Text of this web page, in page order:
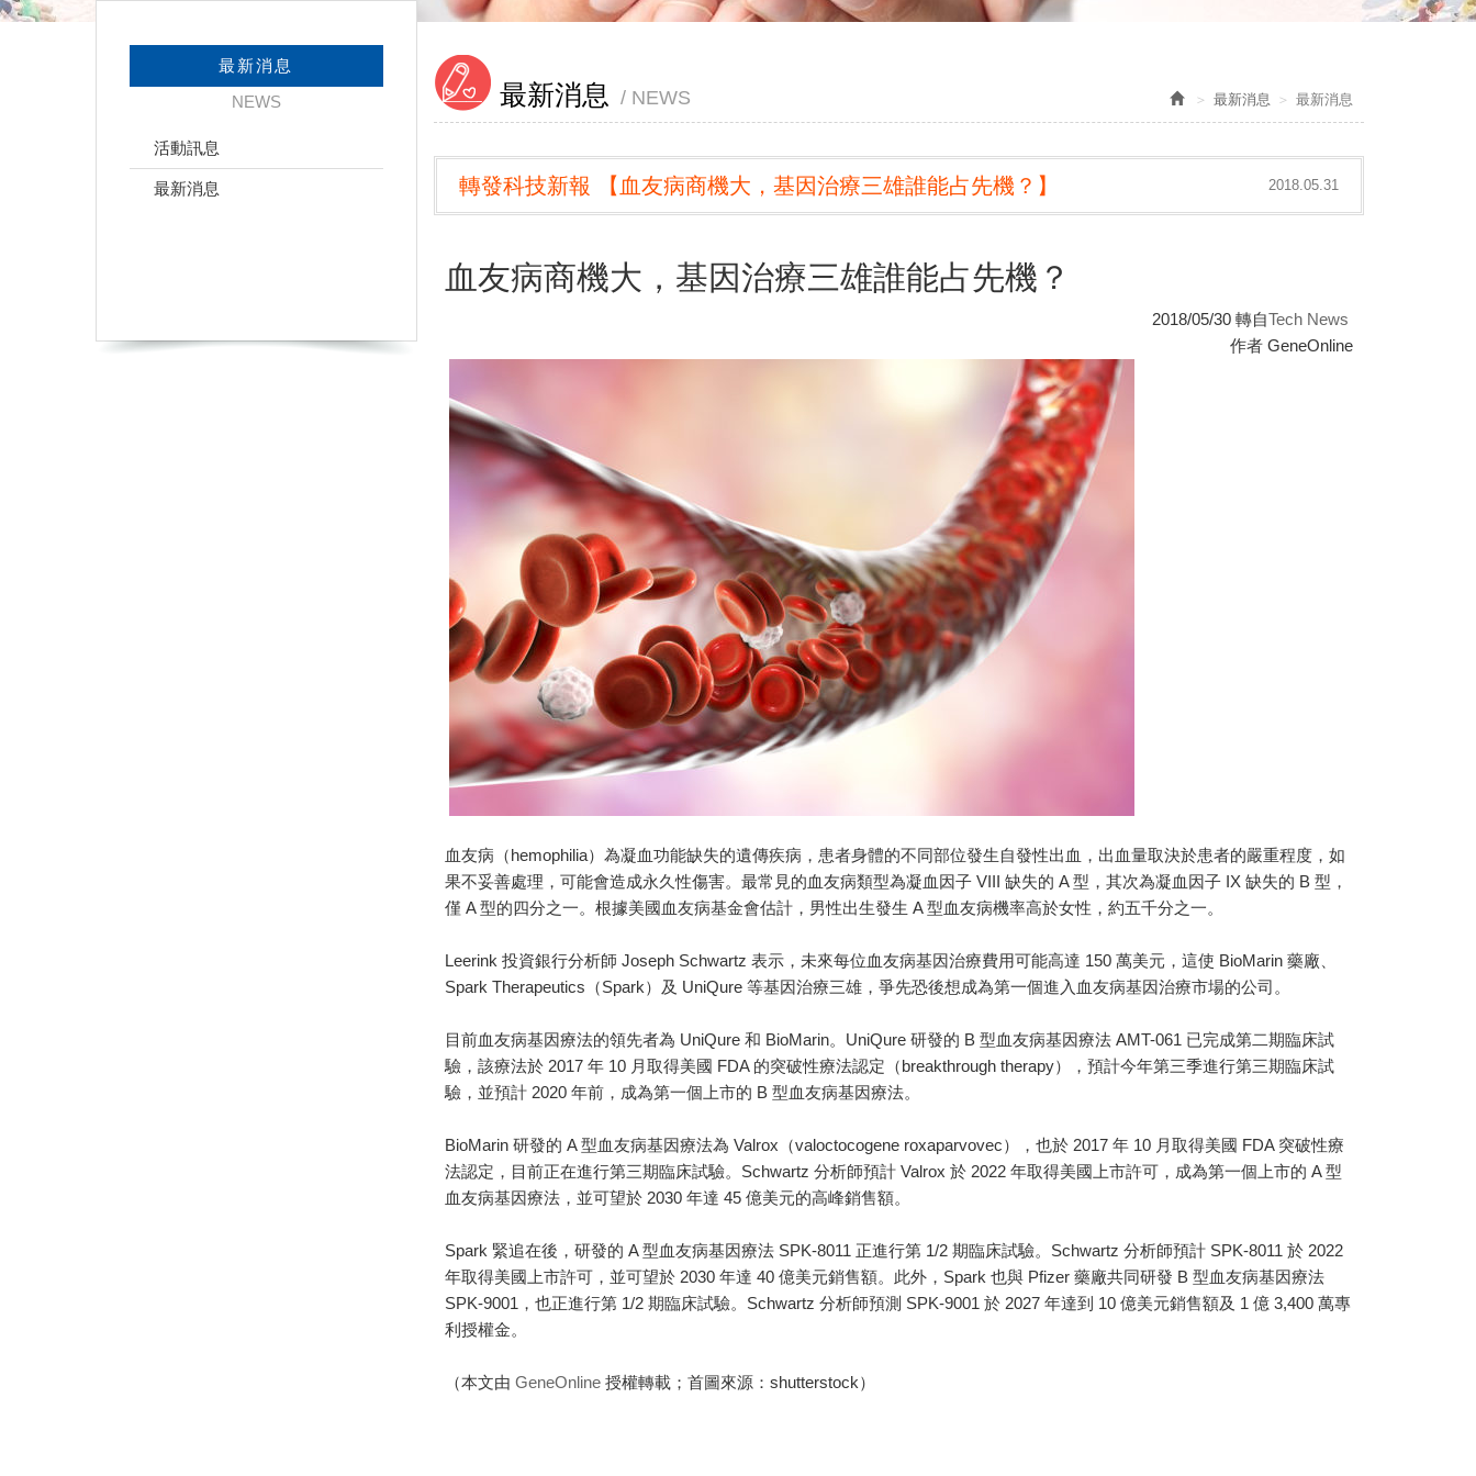
最新消息
NEWS
活動訊息
最新消息
最新消息 最新消息
最新消息 NEWS
2018.05.31
轉發科技新報 【血友病商機大，基因治療三雄誰能占先機？】
血友病商機大，基因治療三雄誰能占先機？
2018/05/30 轉自Tech News
作者 GeneOnline
血友病（hemophilia）為凝血功能缺失的遺傳疾病，患者身體的不同部位發生自發性出血，出血量取決於患者的嚴重程度，如
果不妥善處理，可能會造成永久性傷害。最常見的血友病類型為凝血因子 VIII 缺失的 A 型，其次為凝血因子 IX 缺失的 B 型，
僅 A 型的四分之一。根據美國血友病基金會估計，男性出生發生 A 型血友病機率高於女性，約五千分之一。
Leerink 投資銀行分析師 Joseph Schwartz 表示，未來每位血友病基因治療費用可能高達 150 萬美元，這使 BioMarin 藥廠、
Spark Therapeutics（Spark）及 UniQure 等基因治療三雄，爭先恐後想成為第一個進入血友病基因治療市場的公司。
目前血友病基因療法的領先者為 UniQure 和 BioMarin。UniQure 研發的 B 型血友病基因療法 AMT-061 已完成第二期臨床試
驗，該療法於 2017 年 10 月取得美國 FDA 的突破性療法認定（breakthrough therapy），預計今年第三季進行第三期臨床試
驗，並預計 2020 年前，成為第一個上市的 B 型血友病基因療法。
BioMarin 研發的 A 型血友病基因療法為 Valrox（valoctocogene roxaparvovec），也於 2017 年 10 月取得美國 FDA 突破性療
法認定，目前正在進行第三期臨床試驗。Schwartz 分析師預計 Valrox 於 2022 年取得美國上市許可，成為第一個上市的 A 型
血友病基因療法，並可望於 2030 年達 45 億美元的高峰銷售額。
Spark 緊追在後，研發的 A 型血友病基因療法 SPK-8011 正進行第 1/2 期臨床試驗。Schwartz 分析師預計 SPK-8011 於 2022
年取得美國上市許可，並可望於 2030 年達 40 億美元銷售額。此外，Spark 也與 Pfizer 藥廠共同研發 B 型血友病基因療法
SPK-9001，也正進行第 1/2 期臨床試驗。Schwartz 分析師預測 SPK-9001 於 2027 年達到 10 億美元銷售額及 1 億 3,400 萬專
利授權金。
（本文由 GeneOnline授權轉載；首圖來源：shutterstock）